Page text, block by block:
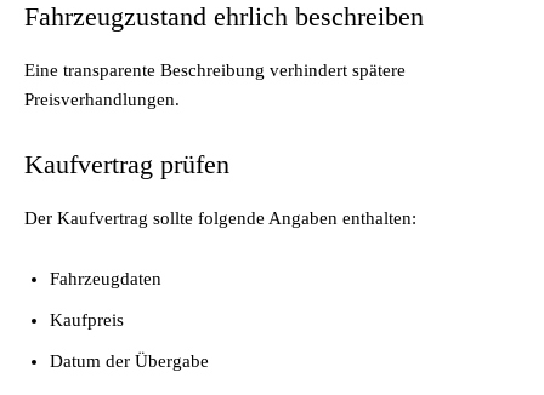
Fahrzeugzustand ehrlich beschreiben
Eine transparente Beschreibung verhindert spätere
Preisverhandlungen.
Kaufvertrag prüfen
Der Kaufvertrag sollte folgende Angaben enthalten:
Fahrzeugdaten
Kaufpreis
Datum der Übergabe